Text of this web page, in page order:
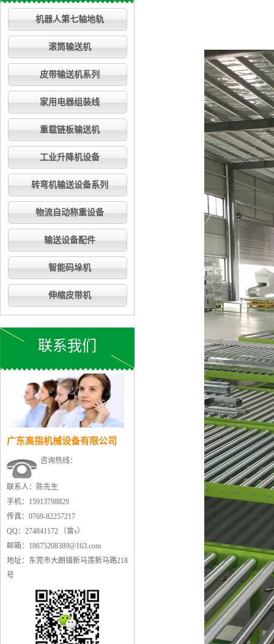
机器人第七轴地轨
滚筒输送机
皮带输送机系列
家用电器组装线
重载链板输送机
工业升降机设备
转弯机输送设备系列
物流自动称重设备
输送设备配件
智能码垛机
伸缩皮带机
联系我们
广东高指机械设备有限公司
咨询热线：
联系人：陈先生
手机：15913798829
传真：0769-82257217
QQ：274841172 （曾s）
邮箱：18675208389@163.com
地址：东莞市大朗镇新马莲新马路218
号